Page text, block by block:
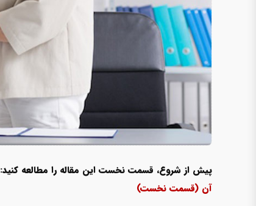
پیش از شروع، قسمت نخست این مقاله را مطالعه کنید:
آن (قسمت نخست)